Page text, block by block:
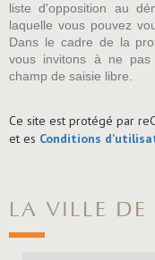
liste d'opposition au
laquelle vous pouvez
Dans le cadre de la
vous invitons à ne pas
champ de saisie libre.
Ce site est protégé par
et es Conditions
LA VILLE